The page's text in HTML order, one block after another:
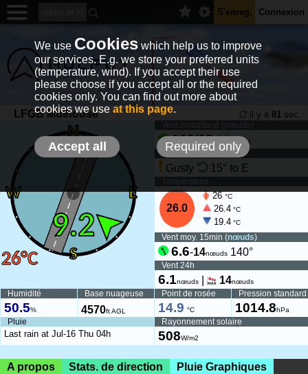
S'enreg. Connexion
LFGB Mulhouse il y a 81 sec.
Vent instantané ( )
132/09- nœuds
Tendance du vent
Gusty 15° to E
Température
26.0
26 °C
26.4°C
19.4°C
Vent moy. 15min (nœuds)
6.6-14nœuds 140°
Vent 24h
6.1nœuds| 14nœuds
Humidité
50.5%
Base nuageuse
4570ft AGL
Point de rosée
14.9 °C
Pression standard
1014.8hPa
Pluie
Last rain at Jul-16 Thu 04h
Rayonnement solaire
508W/m2
A propos Stats. de direction
Pluie Graphiques
We use Cookies which help us to improve
our services. E.g. we store your preferred units
(temperature, wind). If you accept their use
please choose if you accept all or the required
cookies only. You can find out more about
cookies we use at this page.
Accept all Required only